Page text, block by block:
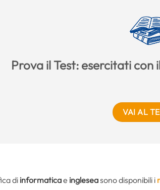
Prova il Test: esercitati con
VAI AL
di informaticae ingleseasono disponibili i